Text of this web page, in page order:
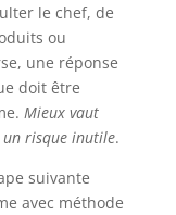
le chef, de
ou
une réponse
doit être
Mieux vaut
risque inutile.
suivante
avec méthode